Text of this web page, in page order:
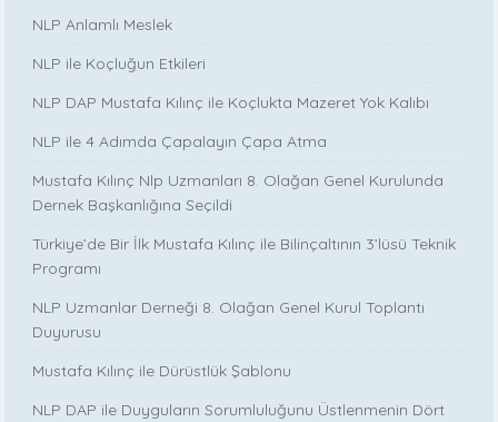
NLP Anlamlı Meslek
NLP ile Koçluğun Etkileri
NLP DAP Mustafa Kılınç ile Koçlukta Mazeret Yok Kalıbı
NLP ile 4 Adımda Çapalayın Çapa Atma
Mustafa Kılınç Nlp Uzmanları 8. Olağan Genel Kurulunda
Dernek Başkanlığına Seçildi
Türkiye’de Bir İlk Mustafa Kılınç ile Bilinçaltının 3’lüsü Teknik
Programı
NLP Uzmanlar Derneği 8. Olağan Genel Kurul Toplantı
Duyurusu
Mustafa Kılınç ile Dürüstlük Şablonu
NLP DAP ile Duyguların Sorumluluğunu Üstlenmenin Dört